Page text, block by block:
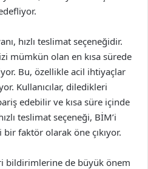
hızlı teslimat seçeneğidir.
mümkün olan en kısa sürede
Bu, özellikle acil ihtiyaçlar
Kullanıcılar, diledikleri
edebilir ve kısa süre içinde
teslimat seçeneği, BİM’i
faktör olarak öne çıkıyor.
bildirimlerine de büyük önem